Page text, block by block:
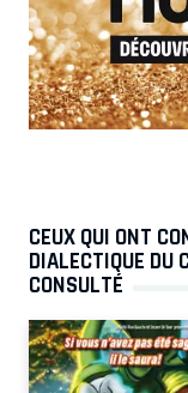
CEUX QUI ONT
DIALECTIQUE DU
CONSULTÉ